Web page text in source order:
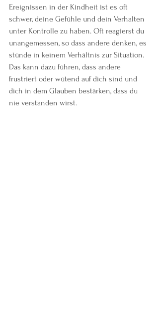
Ereignissen in der Kindheit ist es oft
schwer, deine Gefühle und dein Verhalten
unter Kontrolle zu haben. Oft reagierst du
unangemessen, so dass andere denken, es
stünde in keinem Verhältnis zur Situation.
Das kann dazu führen, dass andere
frustriert oder wütend auf dich sind und
dich in dem Glauben bestärken, dass du
nie verstanden wirst.